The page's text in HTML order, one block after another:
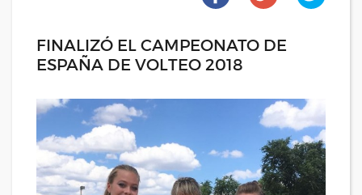
FINALIZÓ EL CAMPEONATO DE
ESPAÑA DE VOLTEO 2018